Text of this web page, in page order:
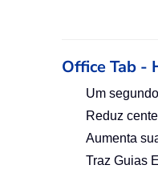
Office Tab -
Um
Reduz
Aumenta
Traz Guias